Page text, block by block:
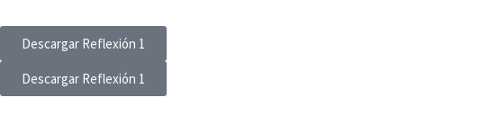
Descargar Reflexión 1
Descargar Reflexión 1